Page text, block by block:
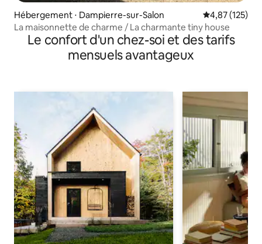
Hébergement ⋅ Dampierre-sur-Salon Évaluation
4,87 (125)
La maisonnette de charme / La charmante tiny house
Le confort d'un chez-soi et des tarifs
mensuels avantageux